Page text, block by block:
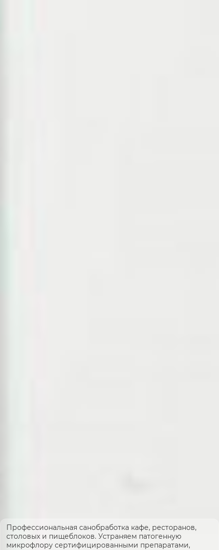
Профессиональная санобработка кафе, ресторанов,
столовых и пищеблоков. Устраняем патогенную
микрофлору сертифицированными препаратами,